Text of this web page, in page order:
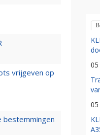
vrijgeven op
bestemmingen
05
05